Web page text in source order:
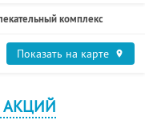
комплекс
Показать на карте
АКЦИЙ